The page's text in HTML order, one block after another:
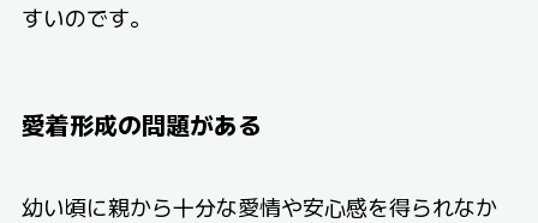
すいのです。
愛着形成の問題がある
幼い頃に親から十分な愛情や安心感を得られなか